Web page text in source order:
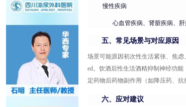
慢性疾病
心血管疾病、肾脏疾病、肝
五、常见场景与对应原因
场景可能原因初次性生活紧张、焦
ed。饮酒后性生活酒精抑制神经功
定药物后药物副作用（如降压药、抗
六、应对建议